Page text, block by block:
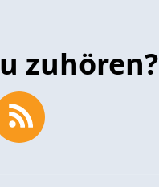
zuhören?